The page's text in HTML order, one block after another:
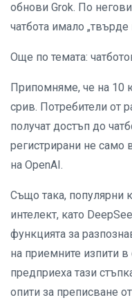
обнови Grok. По
чатбота имало „твърде
Още по темата:
Припомняме, че на 10
срив. Потребители от
получат достъп до
регистрирани не само
на OpenAI.
Също така, популярни
интелект, като
функцията за
на приемните изпити
предприеха тази
опити за преписване